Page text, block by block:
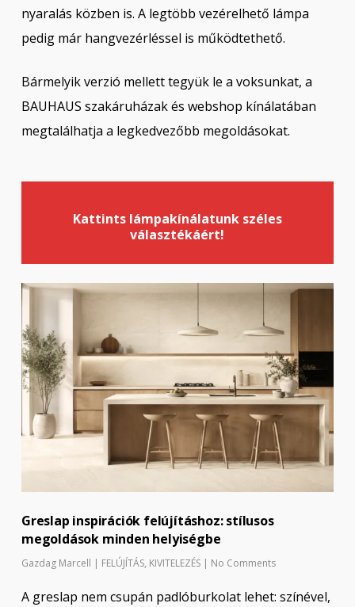
nyaralás közben is. A legtöbb vezérelhető lámpa
pedig már hangvezérléssel is működtethető.
Bármelyik verzió mellett tegyük le a voksunkat, a
BAUHAUS szakáruházak és webshop kínálatában
megtalálhatja a legkedvezőbb megoldásokat.
Kattints lámpakínálatunk széles
választékáért!
Greslap inspirációk felújításhoz: stílusos
megoldások minden helyiségbe
Gazdag Marcell | FELÚJÍTÁS, KIVITELEZÉS | No Comments
A greslap nem csupán padlóburkolat lehet: színével,